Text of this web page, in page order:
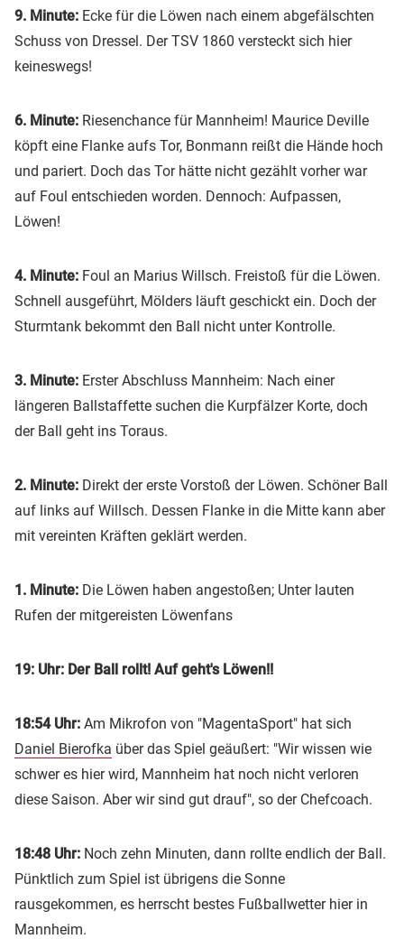
9. Minute: Ecke für die Löwen nach einem abgefälschten
Schuss von Dressel. Der TSV 1860 versteckt sich hier
keineswegs!
6. Minute: Riesenchance für Mannheim! Maurice Deville
köpft eine Flanke aufs Tor, Bonmann reißt die Hände hoch
und pariert. Doch das Tor hätte nicht gezählt vorher war
auf Foul entschieden worden. Dennoch: Aufpassen,
Löwen!
4. Minute: Foul an Marius Willsch. Freistoß für die Löwen.
Schnell ausgeführt, Mölders läuft geschickt ein. Doch der
Sturmtank bekommt den Ball nicht unter Kontrolle.
3. Minute: Erster Abschluss Mannheim: Nach einer
längeren Ballstaffette suchen die Kurpfälzer Korte, doch
der Ball geht ins Toraus.
2. Minute: Direkt der erste Vorstoß der Löwen. Schöner Ball
auf links auf Willsch. Dessen Flanke in die Mitte kann aber
mit vereinten Kräften geklärt werden.
1. Minute: Die Löwen haben angestoßen; Unter lauten
Rufen der mitgereisten Löwenfans
19: Uhr: Der Ball rollt! Auf geht's Löwen!!
18:54 Uhr: Am Mikrofon von "MagentaSport" hat sich
Daniel Bierofka über das Spiel geäußert: "Wir wissen wie
schwer es hier wird, Mannheim hat noch nicht verloren
diese Saison. Aber wir sind gut drauf", so der Chefcoach.
18:48 Uhr: Noch zehn Minuten, dann rollte endlich der Ball.
Pünktlich zum Spiel ist übrigens die Sonne
rausgekommen, es herrscht bestes Fußballwetter hier in
Mannheim.